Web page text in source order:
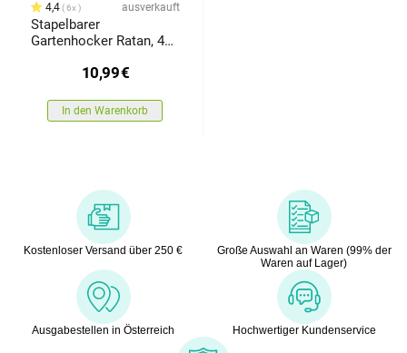
4,4 6x ausverkauft
Stapelbarer
Gartenhocker Ratan, 45
10,99€
In den Warenkorb
Kostenloser Versand über 250 €
Große Auswahl an Waren (99% der
Waren auf Lager)
Ausgabestellen in Österreich Hochwertiger Kundenservice